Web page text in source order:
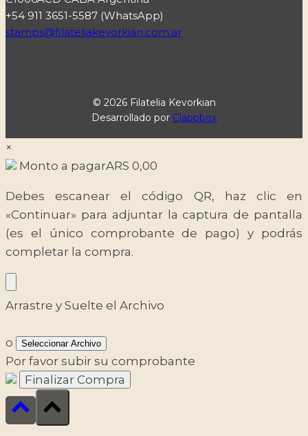
+54 911 3651-5587 (WhatsApp)
stamps@filateliakevorkian.com.ar
© 2026 Filatelia Kevorkian
Desarrollado por Clappbox
×
Monto a pagarARS 0,00
Debes escanear el código QR, haz clic en
«Continuar» para adjuntar la captura de pantalla
(es el único comprobante de pago) y podrás
completar la compra.
Arrastre y Suelte el Archivo
o Seleccionar Archivo
Por favor subir su comprobante